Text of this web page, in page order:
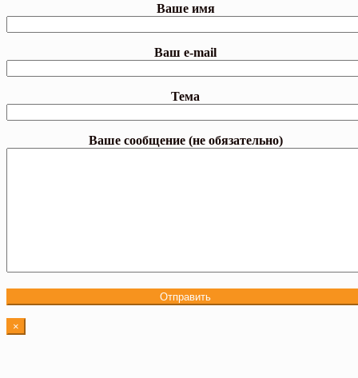
Ваше имя
Ваш e-mail
Тема
Ваше сообщение (не обязательно)
×